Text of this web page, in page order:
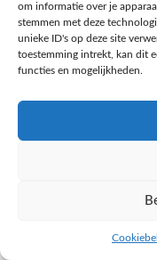
om informatie over je
stemmen met deze
unieke ID's op deze site
toestemming intrekt, kan dit
functies en mogelijkheden.
AH Oven runderham
Salades,Pizza,
NAAR AH